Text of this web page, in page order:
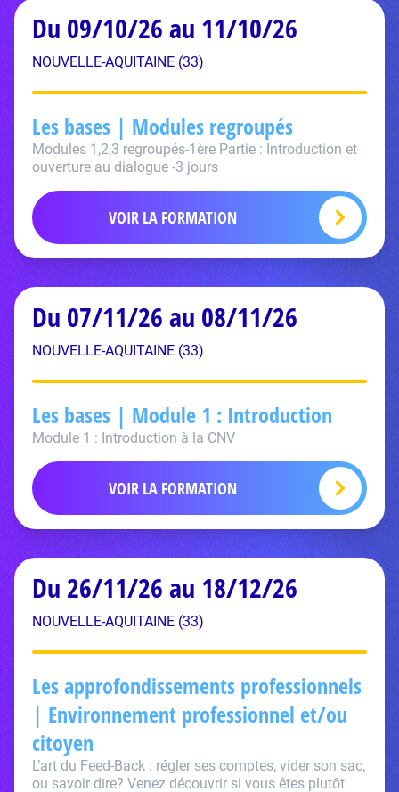
Du 09/10/26 au 11/10/26
NOUVELLE-AQUITAINE (33)
Les bases | Modules regroupés
Modules 1,2,3 regroupés-1ère Partie : Introduction et
ouverture au dialogue -3 jours
VOIR LA FORMATION
Du 07/11/26 au 08/11/26
NOUVELLE-AQUITAINE (33)
Les bases | Module 1 : Introduction
Module 1 : Introduction à la CNV
VOIR LA FORMATION
Du 26/11/26 au 18/12/26
NOUVELLE-AQUITAINE (33)
Les approfondissements professionnels
| Environnement professionnel et/ou
citoyen
L’art du Feed-Back : régler ses comptes, vider son sac,
ou savoir dire? Venez découvrir si vous êtes plutôt